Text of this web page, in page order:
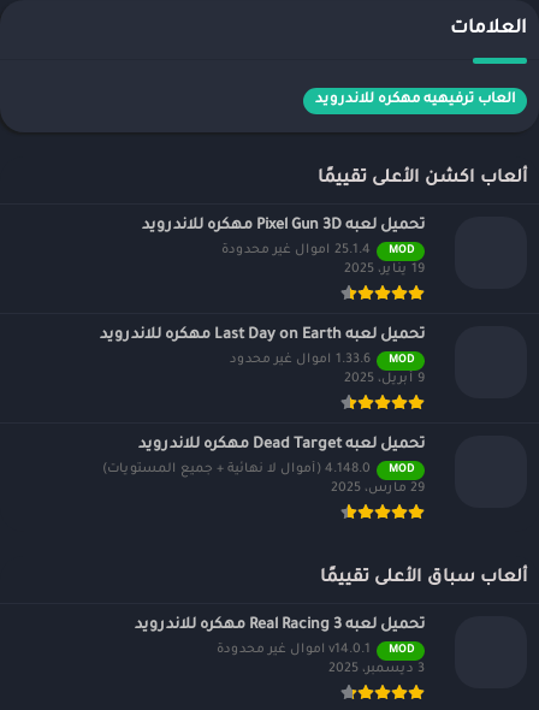
العلامات
العاب ترفيهيه مهكره للاندرويد
ألعاب اكشن الأعلى تقييمًا
تحميل لعبه Pixel Gun 3D مهكره للاندرويد
MOD
25.1.4 اموال غير محدودة
19 يناير، 2025
تحميل لعبه Last Day on Earth مهكره للاندرويد
MOD
1.33.6 اموال غير محدود
9 أبريل، 2025
تحميل لعبه Dead Target مهكره للاندرويد
MOD
4.148.0 (أموال لا نهائية + جميع المستويات)
29 مارس، 2025
ألعاب سباق الأعلى تقييمًا
تحميل لعبه Real Racing 3 مهكره للاندرويد
MOD
v14.0.1 اموال غير محدودة
3 ديسمبر، 2025